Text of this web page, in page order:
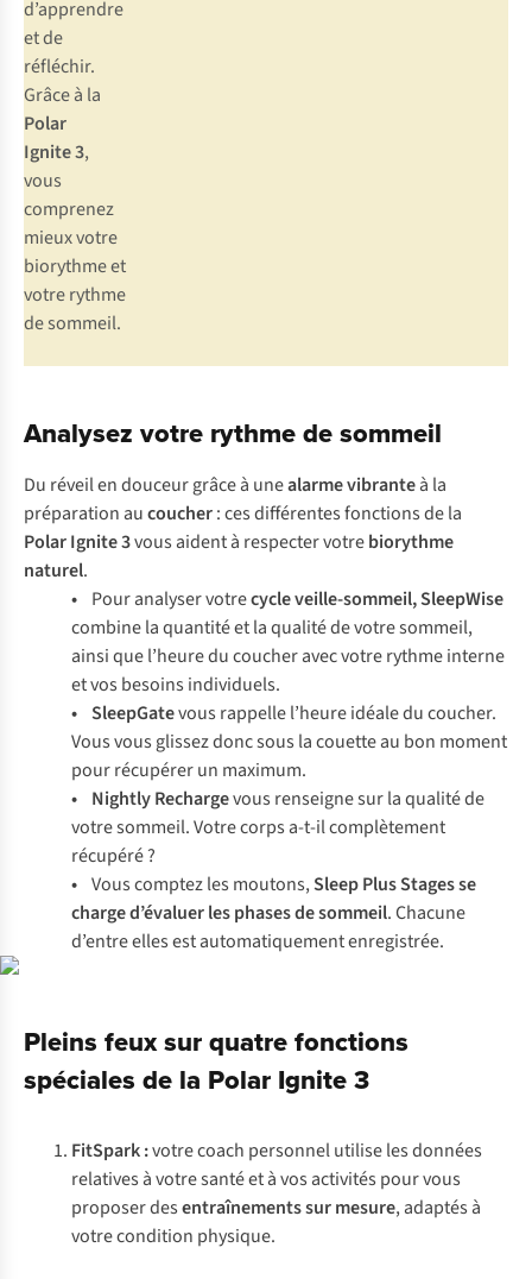
d’apprendre
et de
réfléchir.
Grâce à la
Polar
Ignite 3,
vous
comprenez
mieux votre
biorythme et
votre rythme
de sommeil.
Analysez votre rythme de sommeil
Du réveil en douceur grâce à unealarme vibranteà la
préparation aucoucher: ces différentes fonctions de la
Polar Ignite 3vous aident à respecter votrebiorythme
naturel.
• Pour analyser votrecycle veille-sommeil, SleepWise
combine la quantité et la qualité de votre sommeil,
ainsi que l’heure du coucher avec votre rythme interne
et vos besoins individuels.
• SleepGatevous rappelle l’heure idéale du coucher.
Vous vous glissez donc sous la couette au bon moment
pour récupérer un maximum.
• Nightly Rechargevous renseigne sur la qualité de
votre sommeil. Votre corps a-t-il complètement
récupéré ?
• Vous comptez les moutons,Sleep Plus Stagesse
charge d’évaluer les phases de sommeil. Chacune
d’entre elles est automatiquement enregistrée.
Pleins feux sur quatre fonctions
spéciales de la Polar Ignite 3
FitSpark :votre coach personnel utilise les données
relatives à votre santé et à vos activités pour vous
proposer desentraînements sur mesure, adaptés à
votre condition physique.